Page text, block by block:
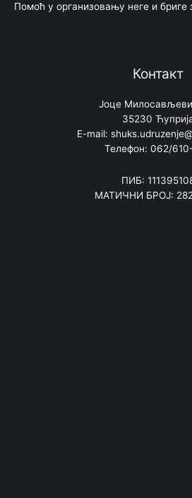
Помоћ у организовању неге и бриге
Контакт
Јоце
35230
E-mail:
Телефон: 062/
ПИБ:
МАТИЧНИ БРОЈ: